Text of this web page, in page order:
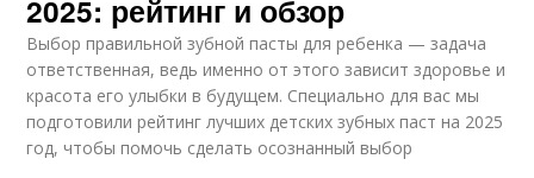
2025: рейтинг и обзор
Выбор правильной зубной пасты для ребенка — задача
ответственная, ведь именно от этого зависит здоровье и
красота его улыбки в будущем. Специально для вас мы
подготовили рейтинг лучших детских зубных паст на 2025
год, чтобы помочь сделать осознанный выбор